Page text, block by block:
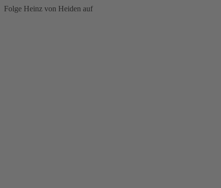
Folge Heinz von Heiden auf